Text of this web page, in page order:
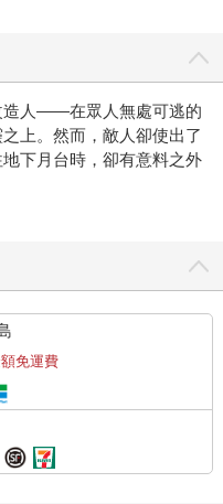
造人——在眾人無處可逃的
上。然而，敵人卻使出了
下月台時，卻有意料之外
免運費